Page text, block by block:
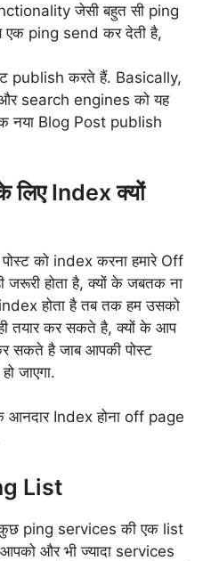
जेसी बहुत सी ping
ping send कर देती है,
publish करते हैं. Basically,
search engines को यह
नया Blog Post publish
Index क्यों
पोस्ट को index करना हमारे Off
जरूरी होता है, क्यों के जबतक ना
होता है तब तक हम उसको
तयार कर सकते है, क्यों के आप
सकते है जाब आपकी पोस्ट
जाएगा.
आनदार Index होना off page
List
ping services की एक list
और भी ज्यादा services